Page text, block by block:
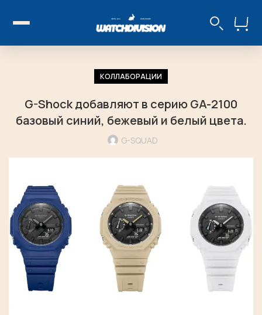
КОЛЛАБОРАЦИИ
G-Shock добавляют в серию GA-2100
базовый синий, бежевый и белый цвета.
G-SQUAD